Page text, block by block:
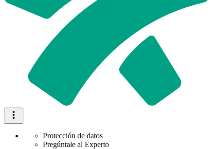
Protección de datos
Pregúntale al Experto